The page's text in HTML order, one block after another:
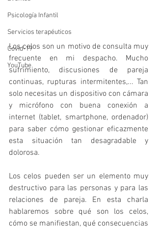
Psicología Infantil
Servicios terapéuticos
Covid-19
YouTube
Los celos son un motivo de consulta muy
frecuente en mi despacho. Mucho
sufrimiento, discusiones de pareja
continuas, rupturas intermitentes,... Tan
solo necesitas un dispositivo con cámara
y micrófono con buena conexión a
internet (tablet, smartphone, ordenador)
para saber cómo gestionar eficazmente
esta situación tan desagradable y
dolorosa.
Los celos pueden ser un elemento muy
destructivo para las personas y para las
relaciones de pareja. En esta charla
hablaremos sobre qué son los celos,
cómo se manifiestan, qué consecuencias